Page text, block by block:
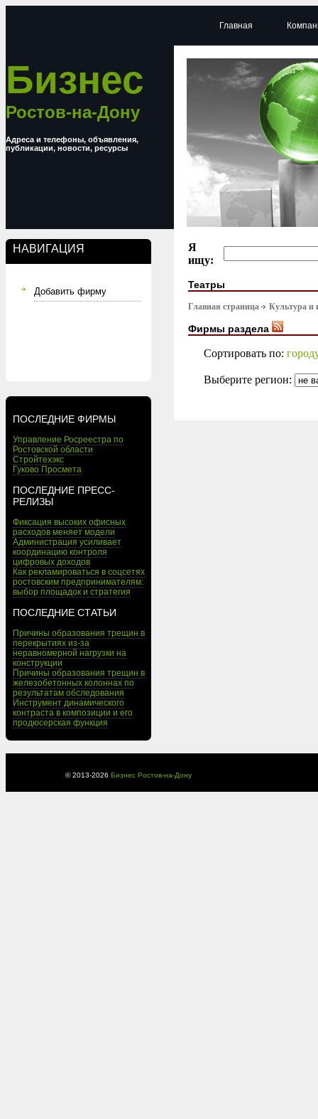
Бизнес
Ростов-на-Дону
Адреса и телефоны, объявления,
публикации, новости, ресурсы
НАВИГАЦИЯ
Добавить фирму
ПОСЛЕДНИЕ ФИРМЫ
Управление Росреестра по
Ростовской области
Стройтехэкс
Гуково Просмета
ПОСЛЕДНИЕ ПРЕСС-
РЕЛИЗЫ
Фиксация высоких офисных
расходов меняет модели
Администрация усиливает
координацию контроля
цифровых доходов
Как рекламироваться в соцсетях
ростовским предпринимателям:
выбор площадок и стратегия
ПОСЛЕДНИЕ СТАТЬИ
Причины образования трещин в
перекрытиях из-за
неравномерной нагрузки на
конструкции
Причины образования трещин в
железобетонных колоннах по
результатам обследования
Инструмент динамического
контраста в композиции и его
продюсерская функция
Главная
Я
ищу:
Театры
Главная страница Культура и
Фирмы раздела
Сортировать по:
Выберите регион:
© 2013-2026 Бизнес Ростов-на-Дону